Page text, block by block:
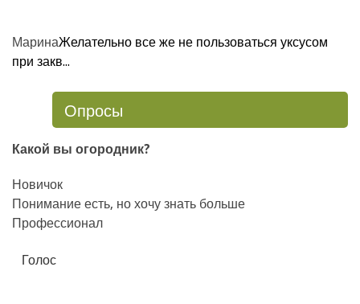
МаринаЖелательно все же не пользоваться уксусом
при закв...
Опросы
Какой вы огородник?
Новичок
Понимание есть, но хочу знать больше
Профессионал